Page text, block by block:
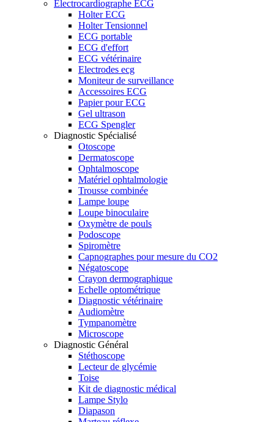
Electrocardiographe ECG
Holter ECG
Holter Tensionnel
ECG portable
ECG d'effort
ECG vétérinaire
Electrodes ecg
Moniteur de surveillance
Accessoires ECG
Papier pour ECG
Gel ultrason
ECG Spengler
Diagnostic Spécialisé
Otoscope
Dermatoscope
Ophtalmoscope
Matériel ophtalmologie
Trousse combinée
Lampe loupe
Loupe binoculaire
Oxymètre de pouls
Podoscope
Spiromètre
Capnographes pour mesure du CO2
Négatoscope
Crayon dermographique
Echelle optométrique
Diagnostic vétérinaire
Audiomètre
Tympanomètre
Microscope
Diagnostic Général
Stéthoscope
Lecteur de glycémie
Toise
Kit de diagnostic médical
Lampe Stylo
Diapason